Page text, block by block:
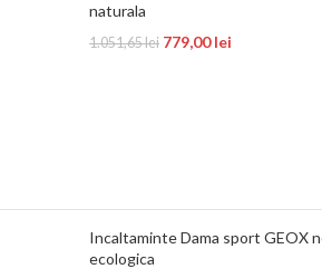
naturala
1.051,65lei 779,00lei
Incaltaminte Dama sport GEOX
ecologica